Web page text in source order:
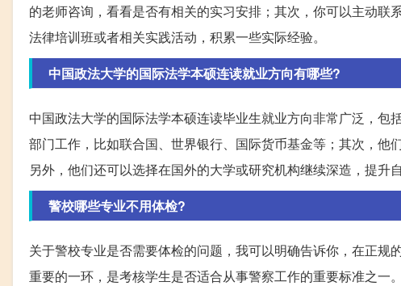
的老师咨询，看看是否有相关的实习安排；其次，你可以主动
法律培训班或者相关实践活动，积累一些实际经验。
中国政法大学的国际法学本硕连读就业方向有哪些?
中国政法大学的国际法学本硕连读毕业生就业方向非常广泛，
部门工作，比如联合国、世界银行、国际货币基金等；其次，他
另外，他们还可以选择在国外的大学或研究机构继续深造，提升
警校哪些专业不用体检?
关于警校专业是否需要体检的问题，我可以明确告诉你，在正
重要的一环，是考核学生是否适合从事警察工作的重要标准之